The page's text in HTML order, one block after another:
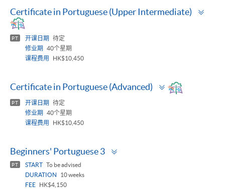
Certificate in Portuguese (Upper Intermediate)
PT 开课日期
待定
修业期
40个星期
课程费用
HK$10,450
Certificate in Portuguese (Advanced)
Toggle
panel
PT 开课日期
待定
修业期
40个星期
课程费用
HK$10,450
Beginners' Portuguese 3
PT START To be advised
DURATION
10 weeks
FEE
HK$4,150